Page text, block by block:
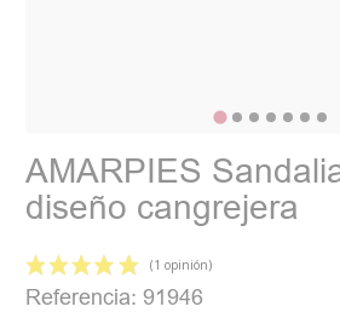
AMARPIES
diseño cangrejera
Referencia: 91946